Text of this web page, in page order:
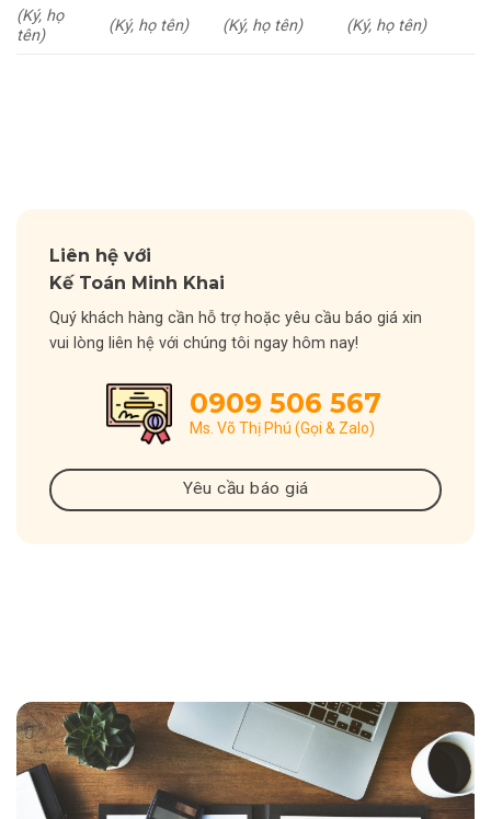
(Ký, họ
tên)
(Ký, họ tên) (Ký, họ tên) (Ký, họ tên)
Liên hệ với
Kế Toán Minh Khai
Quý khách hàng cần hỗ trợ hoặc yêu cầu báo giá xin
vui lòng liên hệ với chúng tôi ngay hôm nay!
0909 506 567
Ms. Võ Thị Phú (Gọi & Zalo)
Yêu cầu báo giá